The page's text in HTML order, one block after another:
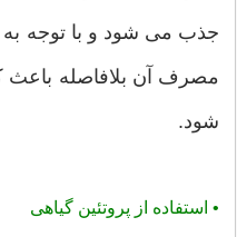
جذب می شود و با توجه
مصرف آن بلافاصله باعث
شود.
•استفاده از پروتئین گیاهی